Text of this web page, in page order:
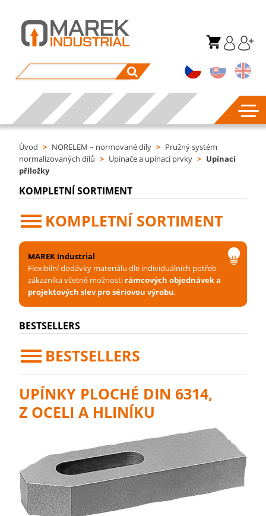
Úvod > NORELEM – normované díly > Pružný systém
normalizovaných dílů > Upínače a upínací prvky > Upínací
příložky
KOMPLETNÍ SORTIMENT
KOMPLETNÍ SORTIMENT
MAREK Industrial
Flexibilní dodávky materiálu dle individuálních potřeb
zákazníka včetně možnosti rámcových objednávek a
projektových slev pro sériovou výrobu.
BESTSELLERS
BESTSELLERS
UPÍNKY PLOCHÉ DIN 6314,
Z OCELI A HLINÍKU